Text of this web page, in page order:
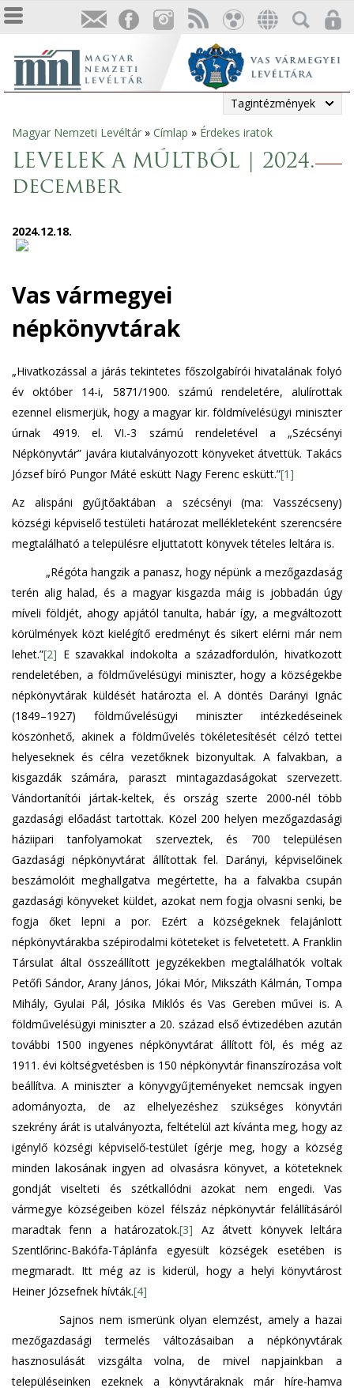
Tagintézmények
Jelenlegi
hely
Magyar Nemzeti Levéltár » Címlap » Érdekes iratok
LEVELEK A MÚLTBÓL | 2024.
december
2024.12.18.
Vas vármegyei
népkönyvtárak
„Hivatkozással a járás tekintetes főszolgabírói hivatalának folyó
év október 14-i, 5871/1900. számú rendeletére, alulírottak
ezennel elismerjük, hogy a magyar kir. földmívelésügyi miniszter
úrnak 4919. el. VI.-3 számú rendeletével a „Szécsényi
Népkönyvtár” javára kiutalványozott könyveket átvettük. Takács
József bíró Pungor Máté eskütt Nagy Ferenc eskütt.”[1]
Az alispáni gyűjtőaktában a szécsényi (ma: Vasszécseny)
községi képviselő testületi határozat mellékleteként szerencsére
megtalálható a településre eljuttatott könyvek tételes leltára is.
„Régóta hangzik a panasz, hogy népünk a mezőgazdaság
terén alig halad, és a magyar kisgazda máig is jobbadán úgy
míveli földjét, ahogy apjától tanulta, habár így, a megváltozott
körülmények közt kielégítő eredményt és sikert elérni már nem
lehet.”[2] E szavakkal indokolta a századfordulón, hivatkozott
rendeletében, a földművelésügyi miniszter, hogy a községekbe
népkönyvtárak küldését határozta el. A döntés Darányi Ignác
(1849–1927) földművelésügyi miniszter intézkedéseinek
köszönhető, akinek a földművelés tökéletesítését célzó tettei
helyeseknek és célra vezetőknek bizonyultak. A falvakban, a
kisgazdák számára, paraszt mintagazdaságokat szervezett.
Vándortanítói jártak-keltek, és ország szerte 2000-nél több
gazdasági előadást tartottak. Közel 200 helyen mezőgazdasági
háziipari tanfolyamokat szerveztek, és 700 településen
Gazdasági népkönyvtárat állítottak fel. Darányi, képviselőinek
beszámolóit meghallgatva megértette, ha a falvakba csupán
gazdasági könyveket küldet, azokat nem fogja olvasni senki, be
fogja őket lepni a por. Ezért a községeknek felajánlott
népkönyvtárakba szépirodalmi köteteket is felvetetett. A Franklin
Társulat által összeállított jegyzékekben megtalálhatók voltak
Petőfi Sándor, Arany János, Jókai Mór, Mikszáth Kálmán, Tompa
Mihály, Gyulai Pál, Jósika Miklós és Vas Gereben művei is. A
földművelésügyi miniszter a 20. század első évtizedében azután
további 1500 ingyenes népkönyvtárat állított föl, és még az
1911. évi költségvetésben is 150 népkönyvtár finanszírozása volt
beállítva. A miniszter a könyvgyűjteményeket nemcsak ingyen
adományozta, de az elhelyezéshez szükséges könyvtári
szekrény árát is utalványozta, feltételül azt kívánta meg, hogy az
igénylő községi képviselő-testület ígérje meg, hogy a község
minden lakosának ingyen ad olvasásra könyvet, a köteteknek
gondját viselteti és szétkallódni azokat nem engedi. Vas
vármegye községeiben közel félszáz népkönyvtár felállításáról
maradtak fenn a határozatok.[3] Az átvett könyvek leltára
Szentlőrinc-Bakófa-Táplánfa egyesült községek esetében is
megmaradt. Itt még az is kiderül, hogy a helyi könyvtárost
Heiner Józsefnek hívták.[4]
Sajnos nem ismerünk olyan elemzést, amely a hazai
mezőgazdasági termelés változásaiban a népkönyvtárak
hasznosulását vizsgálta volna, de mivel napjainkban a
településeinken ezeknek a könyvtáraknak már híre-hamva